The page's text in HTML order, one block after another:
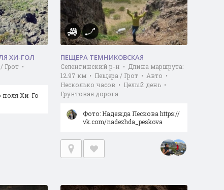
ХИ-ГОЛ
Грот •
поля Хи-Го
ПЕЩЕРА ТЕМНИКОВСКАЯ
Селенгинский р-н • Длина маршрута:
12.97 км • Пещера / Грот • Авто •
Несколько часов • Целый день •
Грунтовая дорога
Фото: Надежда Пескова https://
vk.com/nadezhda_peskova